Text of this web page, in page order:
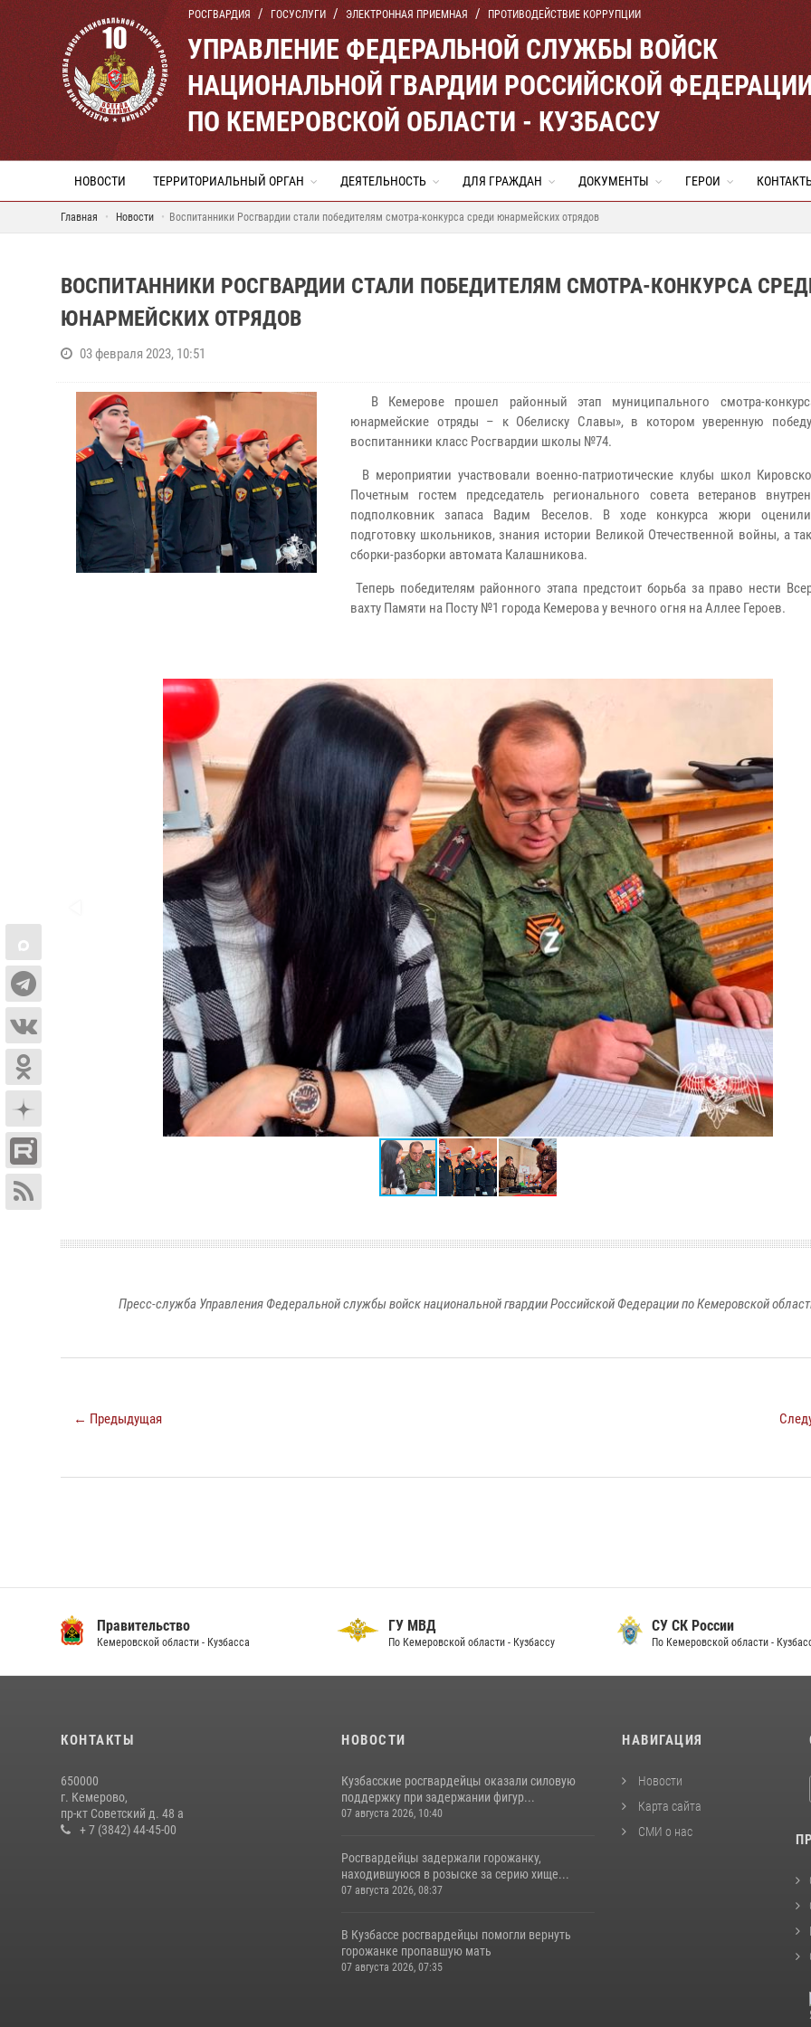
РОСГВАРДИЯ ГОСУСЛУГИ ЭЛЕКТРОННАЯ ПРИЕМНАЯ ПРОТИВОДЕЙСТВИЕ КОРРУПЦИИ
УПРАВЛЕНИЕ ФЕДЕРАЛЬНОЙ СЛУЖБЫ ВОЙСК
НАЦИОНАЛЬНОЙ ГВАРДИИ РОССИЙСКОЙ
ПО КЕМЕРОВСКОЙ ОБЛАСТИ - КУЗБАССУ
НОВОСТИ ТЕРРИТОРИАЛЬНЫЙ ОРГАН ДЕЯТЕЛЬНОСТЬ ДЛЯ ГРАЖДАН ДОКУМЕНТЫ ГЕРОИ
Главная Новости Воспитанники Росгвардии стали победителям смотра-конкурса среди юнармейских отрядов
ВОСПИТАННИКИ РОСГВАРДИИ СТАЛИ ПОБЕДИТЕЛЯМ СМОТРА-КОНКУРСА
ЮНАРМЕЙСКИХ ОТРЯДОВ
03 февраля 2023, 10:51
В Кемерове прошел районный этап муниципального смотра-
юнармейские отряды – к Обелиску Славы», в котором уверенную
воспитанники класс Росгвардии школы №74.
В мероприятии участвовали военно-патриотические клубы школ
Почетным гостем председатель регионального совета ветеранов
подполковник запаса Вадим Веселов. В ходе конкурса жюри
подготовку школьников, знания истории Великой Отечественной войны, а
сборки-разборки автомата Калашникова.
Теперь победителям районного этапа предстоит борьба за право нести
вахту Памяти на Посту №1 города Кемерова у вечного огня на Аллее Героев.
Пресс-служба Управления Федеральной службы войск национальной гвардии Российской Федерации по Кемеровской
← Предыдущая
Правительство
Кемеровской области - Кузбасса
ГУ МВД
По Кемеровской области - Кузбассу
СУ СК России
По Кемеровской области -
КОНТАКТЫ
650000
г. Кемерово,
пр-кт Советский д. 48 а
+ 7 (3842) 44-45-00
НОВОСТИ
Кузбасские росгвардейцы оказали силовую
поддержку при задержании фигур...
07 августа 2026, 10:40
Росгвардейцы задержали горожанку,
находившуюся в розыске за серию хище...
07 августа 2026, 08:37
В Кузбассе росгвардейцы помогли вернуть
горожанке пропавшую мать
07 августа 2026, 07:35
НАВИГАЦИЯ
Новости
Карта сайта
СМИ о нас